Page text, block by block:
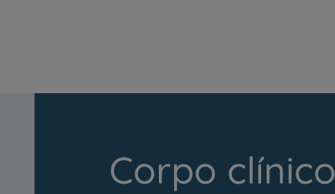
Corpo clínico